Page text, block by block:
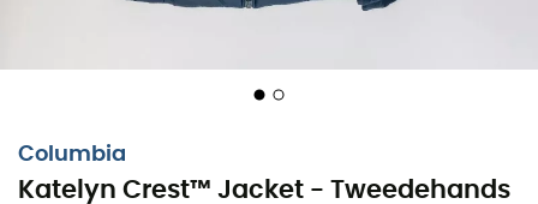
Columbia
Katelyn Crest™ Jacket - Tweedehands